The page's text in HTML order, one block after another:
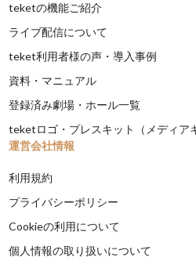
teketの機能ご紹介
ライブ配信について
teket利用者様の声・導入事例
資料・マニュアル
登録済み劇場・ホール一覧
teketロゴ・プレスキット（メディア
運営会社情報
利用規約
プライバシーポリシー
Cookieの利用について
個人情報の取り扱いについて